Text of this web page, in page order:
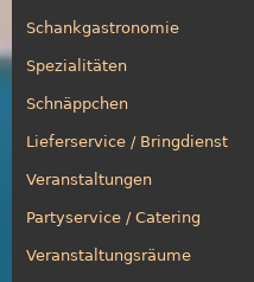
Schankgastronomie
Spezialitäten
Schnäppchen
Lieferservice / Bringdienst
Veranstaltungen
Partyservice / Catering
Veranstaltungsräume